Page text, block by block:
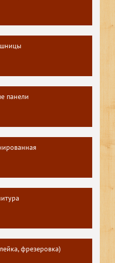
панели
фрезеровка)